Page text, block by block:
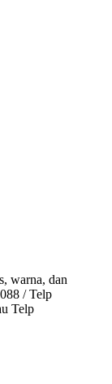
warna, dan
/ Telp
Telp